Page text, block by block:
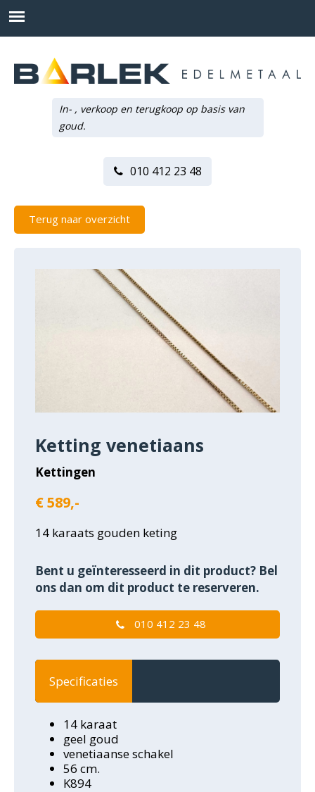
In- , verkoop en terugkoop op basis van
goud.
010 412 23 48
Terug naar overzicht
Ketting venetiaans
Kettingen
€ 589,-
14 karaats gouden keting
Bent u geïnteresseerd in dit product? Bel
ons dan om dit product te reserveren.
010 412 23 48
Specificaties
14 karaat
geel goud
venetiaanse schakel
56 cm.
K894